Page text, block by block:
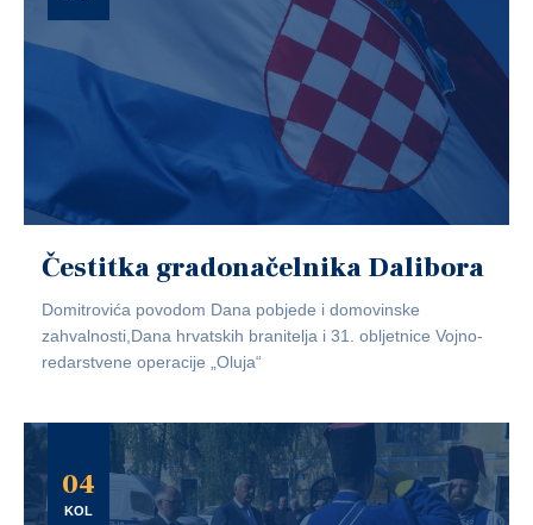
Čestitka gradonačelnika Dalibora
Domitrovića povodom Dana pobjede i domovinske
zahvalnosti,Dana hrvatskih branitelja i 31. obljetnice Vojno-
redarstvene operacije „Oluja“
04
KOL